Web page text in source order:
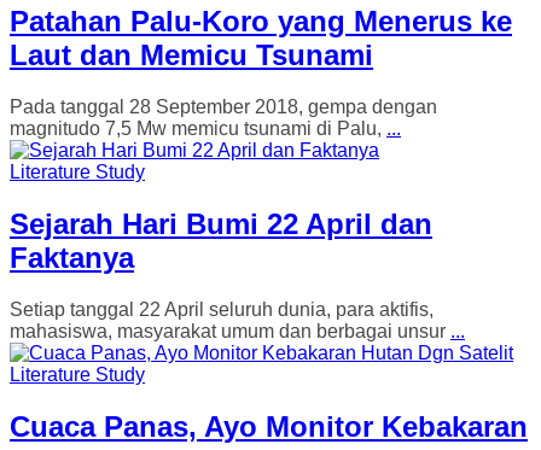
Patahan Palu-Koro yang Menerus ke
Laut dan Memicu Tsunami
Pada tanggal 28 September 2018, gempa dengan
magnitudo 7,5 Mw memicu tsunami di Palu, ...
Literature Study
Sejarah Hari Bumi 22 April dan
Faktanya
Setiap tanggal 22 April seluruh dunia, para aktifis,
mahasiswa, masyarakat umum dan berbagai unsur ...
Literature Study
Cuaca Panas, Ayo Monitor Kebakaran